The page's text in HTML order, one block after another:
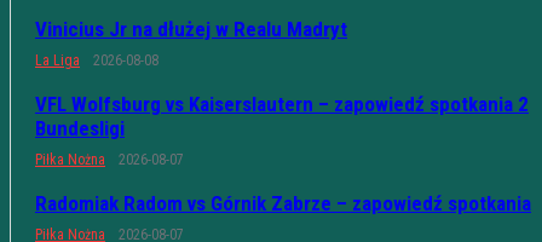
Vinicius Jr na dłużej w Realu Madryt
La Liga 2026-08-08
VFL Wolfsburg vs Kaiserslautern – zapowiedź spotkania 2
Bundesligi
Piłka Nożna 2026-08-07
Radomiak Radom vs Górnik Zabrze – zapowiedź spotkania
Piłka Nożna 2026-08-07